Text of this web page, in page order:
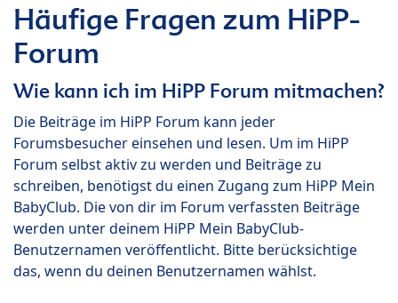
Häufige Fragen zum HiPP-
Forum
Wie kann ich im HiPP Forum mitmachen?
Die Beiträge im HiPP Forum kann jeder
Forumsbesucher einsehen und lesen. Um im HiPP
Forum selbst aktiv zu werden und Beiträge zu
schreiben, benötigst du einen Zugang zum HiPP Mein
BabyClub. Die von dir im Forum verfassten Beiträge
werden unter deinem HiPP Mein BabyClub-
Benutzernamen veröffentlicht. Bitte berücksichtige
das, wenn du deinen Benutzernamen wählst.